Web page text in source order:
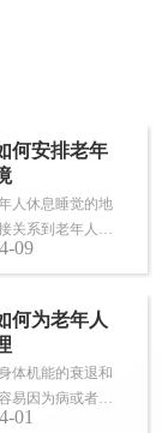
何安排老年
休息睡觉的地
关系到老年人的
年人适应能力和
09
何为老年人
机能的衰退和
易因为病或者各
失眠、多梦，睡
01